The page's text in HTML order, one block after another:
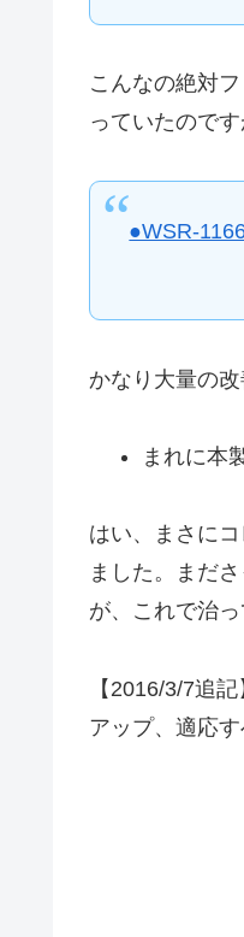
こんなの絶対
っていたので
●WSR-
かなり大量の
まれに本
はい、まさに
ました。まだ
が、これで治
【2016/3/7追
アップ、適応す